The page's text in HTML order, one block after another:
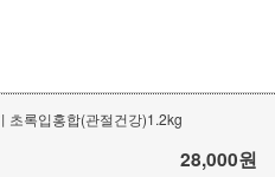
초록입홍합(관절건강)1.2kg
28,000원